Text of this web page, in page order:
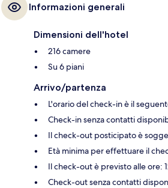
Informazioni generali
Dimensioni dell'hotel
216 camere
Su 6 piani
Arrivo/partenza
L'orario del check-in è il
Check-in senza contatti
Il check-out posticipato è
Età minima per effettuare il
Il check-out è previsto alle ore:
Check-out senza contatti